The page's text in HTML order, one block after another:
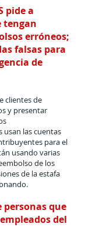
pide a
tengan
erróneos;
falsas para
de
clientes de
y presentar
usan las cuentas
para el
usando varias
de los
de la estafa
personas que
del